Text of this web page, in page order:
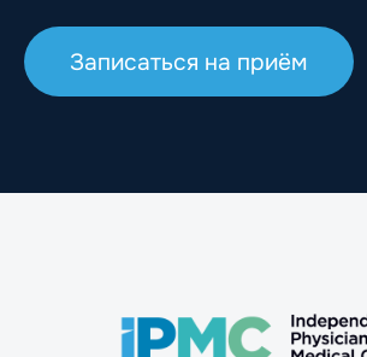
Записаться на приём